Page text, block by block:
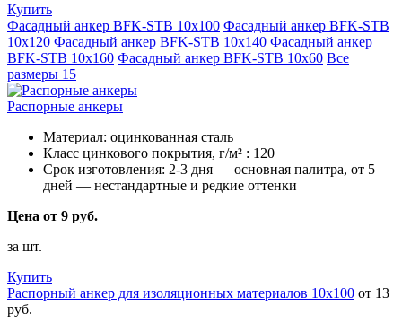
Купить
Фасадный анкер BFK-STB 10х100 Фасадный анкер BFK-STB
10х120 Фасадный анкер BFK-STB 10х140 Фасадный анкер
BFK-STB 10х160 Фасадный анкер BFK-STB 10х60 Все
размеры 15
Распорные анкеры
Материал: оцинкованная сталь
Класс цинкового покрытия, г/м² : 120
Срок изготовления: 2-3 дня — основная палитра, от 5
дней — нестандартные и редкие оттенки
Цена от 9 руб.
за шт.
Купить
Распорный анкер для изоляционных материалов 10х100 от 13
руб.